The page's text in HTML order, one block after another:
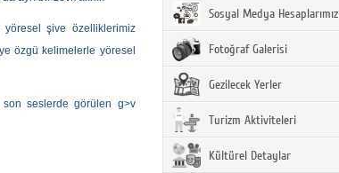
yöresel şive özelliklerimiz
özgü kelimelerle yöresel
son seslerde görülen g>v
Sosyal Medya Hesaplarımız
Fotoğraf Galerisi
Gezilecek Yerler
Turizm Aktiviteleri
Kültürel Detaylar